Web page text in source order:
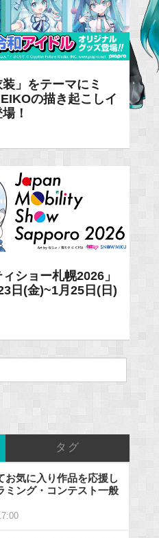
」をテーマにミ
の描き起こしイ
！
ショー札幌2026」
日(金)~1月25日(日)
タグ
お気に入り作品を応援し
ミング・コンテスト一般